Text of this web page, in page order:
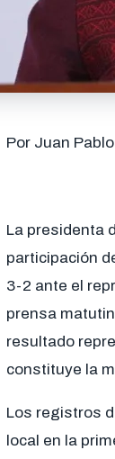
Por Juan
La presidenta
participación
3-2 ante el
prensa
resultado
constituye la
Los registros
local en la